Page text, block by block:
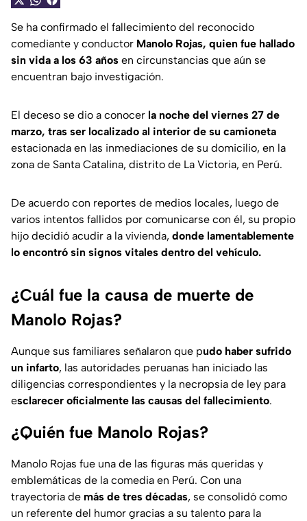
Se ha confirmado el fallecimiento del reconocido
comediante y conductor Manolo Rojas, quien fue hallado
sin vida a los 63 años en circunstancias que aún se
encuentran bajo investigación.
El deceso se dio a conocer la noche del viernes 27 de
marzo, tras ser localizado al interior de su camioneta
estacionada en las inmediaciones de su domicilio, en la
zona de Santa Catalina, distrito de La Victoria, en Perú.
De acuerdo con reportes de medios locales, luego de
varios intentos fallidos por comunicarse con él, su propio
hijo decidió acudir a la vivienda, donde lamentablemente
lo encontró sin signos vitales dentro del vehículo.
¿Cuál fue la causa de muerte de
Manolo Rojas?
Aunque sus familiares señalaron que pudo haber sufrido
un infarto, las autoridades peruanas han iniciado las
diligencias correspondientes y la necropsia de ley para
esclarecer oficialmente las causas del fallecimiento.
¿Quién fue Manolo Rojas?
Manolo Rojas fue una de las figuras más queridas y
emblemáticas de la comedia en Perú. Con una
trayectoria de más de tres décadas, se consolidó como
un referente del humor gracias a su talento para la